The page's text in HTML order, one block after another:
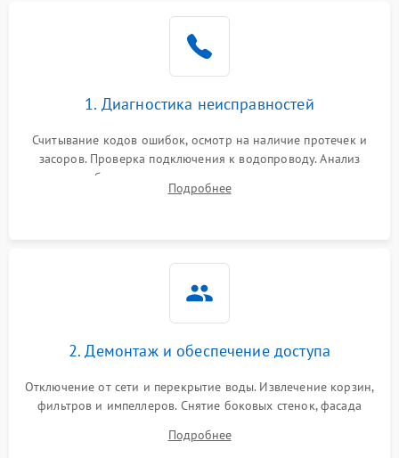
Проблемы с1. Диагностика неисправностей
Считывание кодов ошибок, осмотр на наличие протечек и
засоров. Проверка подключения к водопроводу. Анализ
жалоб на отсутствие слива, нагрева, вращения
разбрызгивателей или срабатывание системы защиты
Подробнее
2. Демонтаж и обеспечение доступа
Отключение от сети и перекрытие воды. Извлечение корзин,
фильтров и импеллеров. Снятие боковых стенок, фасада
циркуляционному насосу, ТЭНу и сливной помпе.
Подробнее